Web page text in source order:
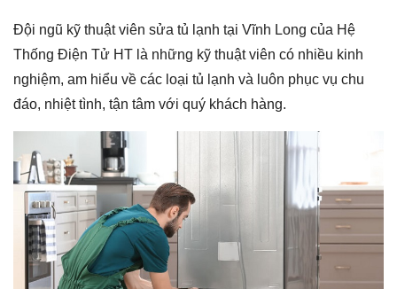
Đội ngũ kỹ thuật viên sửa tủ lạnh tại Vĩnh Long của Hệ
Thống Điện Tử HT là những kỹ thuật viên có nhiều kinh
nghiệm, am hiểu về các loại tủ lạnh và luôn phục vụ chu
đáo, nhiệt tình, tận tâm với quý khách hàng.